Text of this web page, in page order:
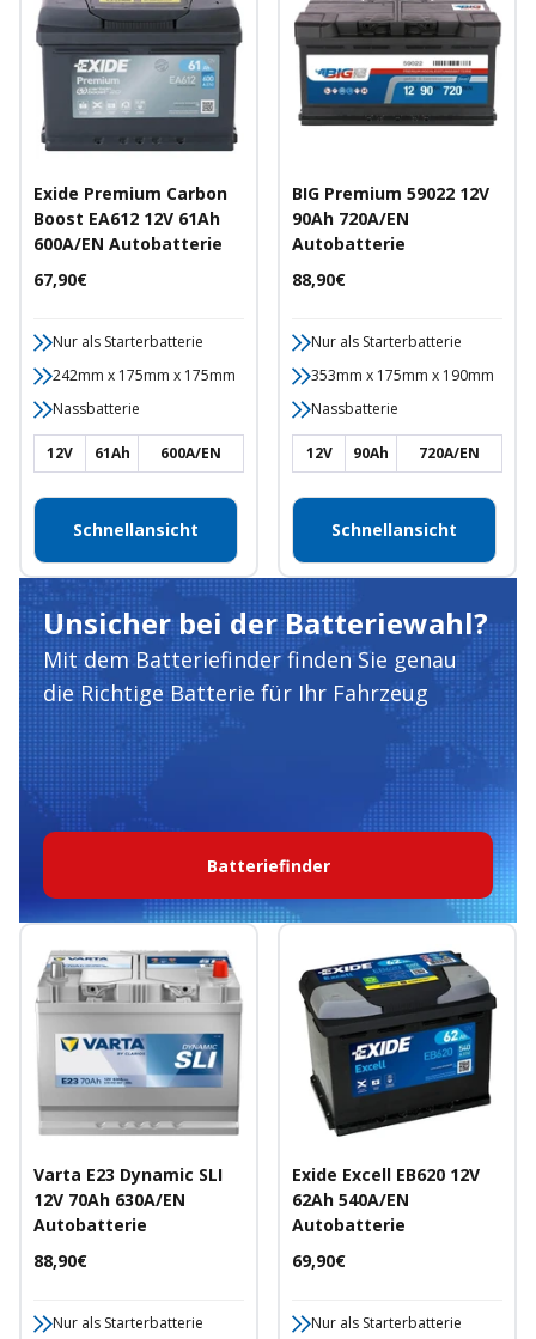
Exide Premium Carbon
Boost EA612 12V 61Ah
600A/EN Autobatterie
Angebotspreis
67,90€
Nur als Starterbatterie
242mm x 175mm x 175mm
Nassbatterie
12V 61Ah 600A/EN
Schnellansicht
BIG Premium 59022 12V
90Ah 720A/EN
Autobatterie
Angebotspreis
88,90€
Nur als Starterbatterie
353mm x 175mm x 190mm
Nassbatterie
12V 90Ah 720A/EN
Schnellansicht
Unsicher bei der Batteriewahl?
Mit dem Batteriefinder finden Sie genau
die Richtige Batterie für Ihr Fahrzeug
Batteriefinder
Varta E23 Dynamic SLI
12V 70Ah 630A/EN
Autobatterie
Angebotspreis
88,90€
Nur als Starterbatterie
Exide Excell EB620 12V
62Ah 540A/EN
Autobatterie
Angebotspreis
69,90€
Nur als Starterbatterie